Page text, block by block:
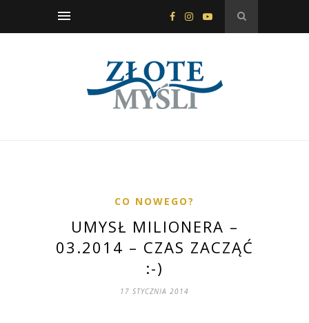
CO NOWEGO?
UMYSŁ MILIONERA –
03.2014 – CZAS ZACZĄĆ
:-)
17 STYCZNIA 2014